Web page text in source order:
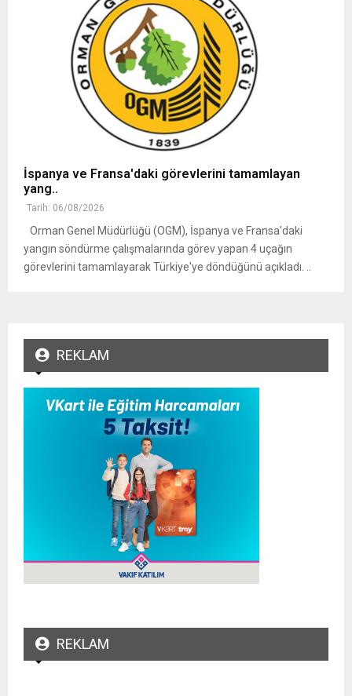
İspanya ve Fransa'daki görevlerini tamamlayan
yang..
Tarih: 06/08/2026
Orman Genel Müdürlüğü (OGM), İspanya ve Fransa'daki
yangın söndürme çalışmalarında görev yapan 4 uçağın
görevlerini tamamlayarak Türkiye'ye döndüğünü açıkladı. ..
REKLAM
REKLAM